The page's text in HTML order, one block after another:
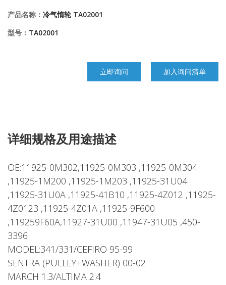
产品名称： 冷气惰轮 TA02001
型号： TA02001
立即询问 加入询问清单
详细规格及用途描述
OE:11925-0M302,11925-0M303 ,11925-0M304
,11925-1M200 ,11925-1M203 ,11925-31U04
,11925-31U0A ,11925-41B10 ,11925-4Z012 ,11925-
4Z0123 ,11925-4Z01A ,11925-9F600
,119259F60A,11927-31U00 ,11947-31U05 ,450-
3396
MODEL:341/331/CEFIRO 95-99
SENTRA (PULLEY+WASHER) 00-02
MARCH 1.3/ALTIMA 2.4